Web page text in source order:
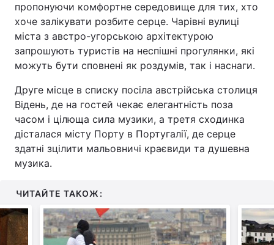
пропонуючи комфортне середовище для тих, хто
хоче залікувати розбите серце. Чарівні вулиці
міста з австро-угорською архітектурою
запрошують туристів на неспішні прогулянки, які
можуть бути сповнені як роздумів, так і наснаги.
Друге місце в списку посіла австрійська столиця
Відень, де на гостей чекає елегантність поза
часом і цілюща сила музики, а третя сходинка
дісталася місту Порту в Португалії, де серце
здатні зцілити мальовничі краєвиди та душевна
музика.
ЧИТАЙТЕ ТАКОЖ: